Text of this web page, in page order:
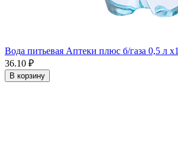
Вода питьевая Аптеки плюс б/газа 0,5 л x1
36.10 ₽
В корзину